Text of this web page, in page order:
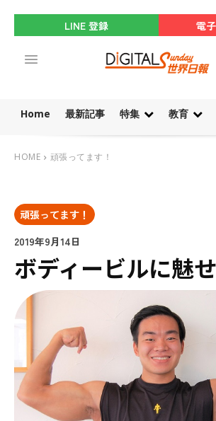
LINE 登録 電
Home 最新記事 特集 教育
HOME 頑張ってます！
頑張ってます！
2019年9月14日
ボディービルに魅